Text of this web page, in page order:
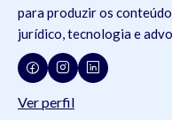
para produzir os
jurídico, tecnologia e
Ver perfil